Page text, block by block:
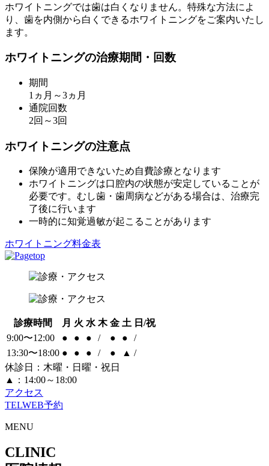
ホワイトニングでは歯は白くなりません。特殊な方法によ
り、歯を内側から白くできるホワイトニングをご案内いたし
ます。
ホワイトニングの治療期間・回数
期間
1ヵ月～3ヵ月
通院回数
2回～3回
ホワイトニングの注意点
保険が適用できないため自費診療となります
ホワイトニングは口腔内の状態が安定していることが
必要です。むし歯・歯周病などがある場合は、治療完
了後に行います
一時的に知覚過敏が起こることがあります
ホワイトニング料金表
診療時間 月 火 水 木 金 土 日/祝
9:00〜12:00
● ● ● / ● ●
/
13:30〜18:00 ● ● ● / ● ▲ /
休診日：木曜・日曜・祝日
▲：14:00～18:00
アクセス
TELWEB予約
MENU
CLINIC